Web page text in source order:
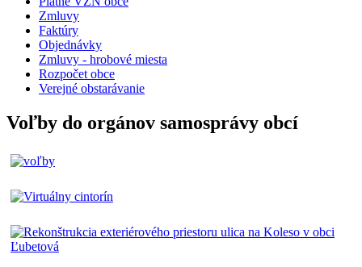
Zmluvy
Faktúry
Objednávky
Zmluvy - hrobové miesta
Rozpočet obce
Verejné obstarávanie
Voľby do orgánov samosprávy obcí